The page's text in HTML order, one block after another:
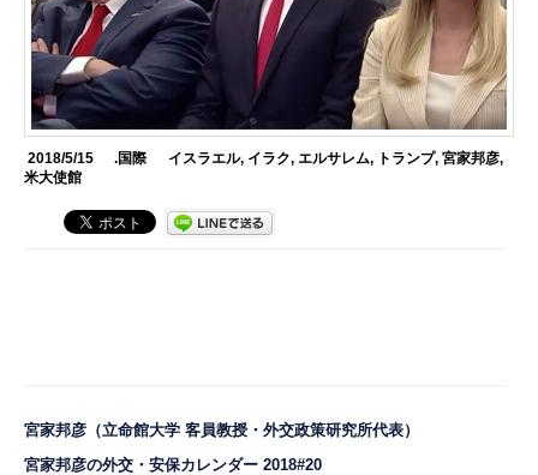
2018/5/15 .国際 イスラエル, イラク, エルサレム, トランプ, 宮家邦彦,
米大使館
宮家邦彦 （立命館大学 客員教授・外交政策研究所代表）
宮家邦彦の外交・安保カレンダー 2018#20